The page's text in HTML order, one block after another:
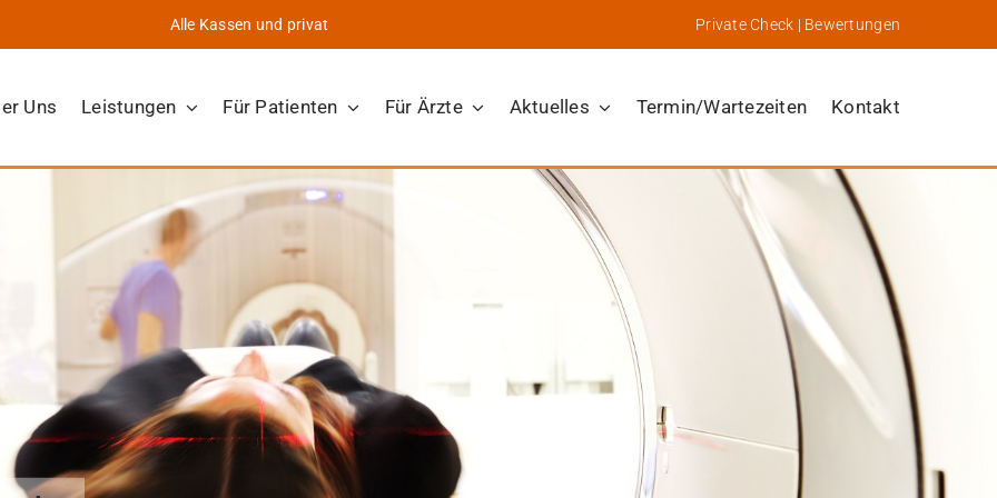
Alle Kassen und privat Private Check | Bewertungen
Uns Leistungen Für Patienten Für Ärzte Aktuelles Termin/Wartezeiten Kontakt